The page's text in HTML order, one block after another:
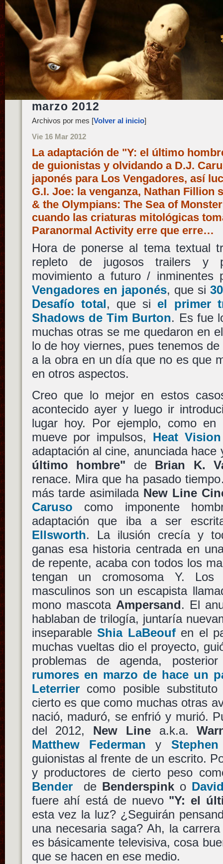
marzo 2012
Archivos por mes [Volver al inicio]
Vie 16 Mar 2012
La adaptación de "Y: el último
de guionistas y olvidando a D.J.
japonés para Los Vengadores, así
G.I. Joe: la venganza, Nathan Fillion
& the Olympians: The Sea of
cuando las criaturas mitológicas
Paranormal Activity erre que erre…
Hora de ponerse al tema textual
repleto de jugosos trailers y
movimiento a futuro /
Vengadores en japonés, que si
Desafío total, que si el primer
Shadows de Tim Burton. Es fue
muchas otras se me quedaron en
lo de hoy viernes, pues tenemos
a la obra en un día que no es que
en otros aspectos.
Creo que lo mejor en estos
acontecido ayer y luego ir
lugar hoy. Por ejemplo, como en
mueve por impulsos, Heat
adaptación al cine, anunciada
último hombre" de Brian K.
renace. Mira que ha pasado
más tarde asimilada New Line
Caruso como imponente
adaptación que iba a ser
Ellsworth. La ilusión crecía y
ganas esa historia centrada en
de repente, acaba con todos los
tengan un cromosoma Y. Los
masculinos son un escapista
mono mascota Ampersand. El
hablaban de trilogía, juntaría
inseparableShia LaBeoufen el
muchas vueltas dio el proyecto,
problemas de agenda,
rumores en marzo de hace un
Leterriercomo posible
cierto es que como muchas otras
nació, maduró, se enfrió y murió.
del 2012, New Linea.k.a.
Matthew Federman y
guionistas al frente de un escrito.
y productores de cierto peso
Benderde Benderspinko
fuere ahí está de nuevo "Y: el
esta vez la luz? ¿Seguirán
una necesaria saga? Ah, la
es básicamente televisiva, cosa
que se hacen en ese medio.